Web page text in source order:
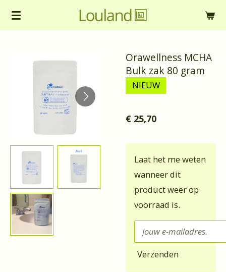
Ga
Orawellness MCHA
Bulk zak 80 gram
NIEUW
€ 25,70
Laat het me weten
wanneer dit
product weer op
voorraad is.
Verzenden